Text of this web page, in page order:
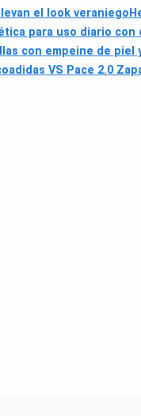
el look veraniego
para uso diario
con empeine de
adidas VS Pace 2.0